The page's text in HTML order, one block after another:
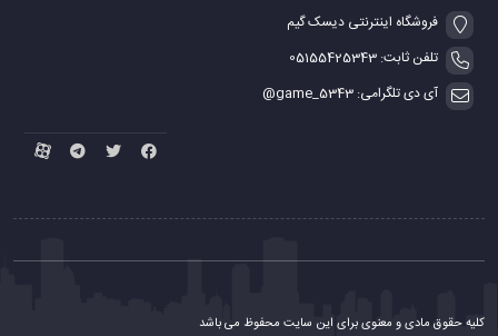
فروشگاه اینترنتی دیسک گیم
تلفن ثابت: 05155425343
آی دی تلگرامی: game_5343@
کلیه حقوق مادی و معنوی برای این سایت محفوظ می باشد